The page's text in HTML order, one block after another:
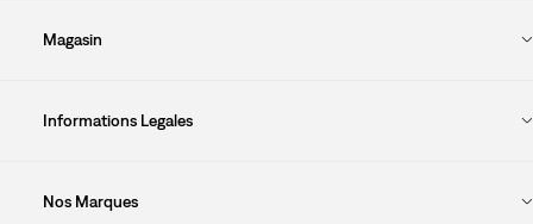
Magasin
Informations Legales
Nos Marques